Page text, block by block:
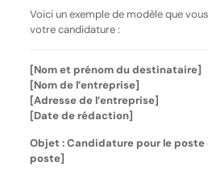
Voici un exemple de modèle que
votre candidature :
[Nom et prénom du destinataire]
[Nom de l’entreprise]
[Adresse de l’entreprise]
[Date de rédaction]
Objet : Candidature pour le poste
poste]